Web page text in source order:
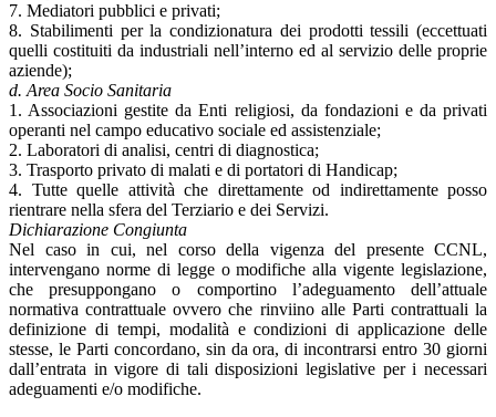
7. Mediatori pubblici e privati;
8. Stabilimenti per la condizionatura dei prodotti tessili (eccettuati
quelli costituiti da industriali nell’interno ed al servizio delle proprie
aziende);
d. Area Socio Sanitaria
1. Associazioni gestite da Enti religiosi, da fondazioni e da privati
operanti nel campo educativo sociale ed assistenziale;
2. Laboratori di analisi, centri di diagnostica;
3. Trasporto privato di malati e di portatori di Handicap;
4. Tutte quelle attività che direttamente od indirettamente posso
rientrare nella sfera del Terziario e dei Servizi.
Dichiarazione Congiunta
Nel caso in cui, nel corso della vigenza del presente CCNL,
intervengano norme di legge o modifiche alla vigente legislazione,
che presuppongano o comportino l’adeguamento dell’attuale
normativa contrattuale ovvero che rinviino alle Parti contrattuali la
definizione di tempi, modalità e condizioni di applicazione delle
stesse, le Parti concordano, sin da ora, di incontrarsi entro 30 giorni
dall’entrata in vigore di tali disposizioni legislative per i necessari
adeguamenti e/o modifiche.